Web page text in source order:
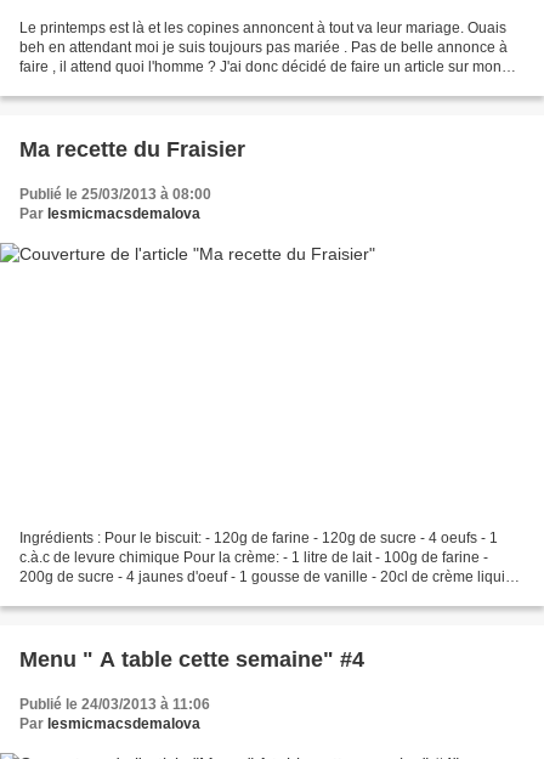
Le printemps est là et les copines annoncent à tout va leur mariage. Ouais
beh en attendant moi je suis toujours pas mariée . Pas de belle annonce à
faire , il attend quoi l'homme ? J'ai donc décidé de faire un article sur mon
Ma recette du Fraisier
Publié le 25/03/2013 à 08:00
Par lesmicmacsdemalova
Ingrédients : Pour le biscuit: - 120g de farine - 120g de sucre - 4 oeufs - 1
c.à.c de levure chimique Pour la crème: - 1 litre de lait - 100g de farine -
200g de sucre - 4 jaunes d'oeuf - 1 gousse de vanille - 20cl de crème liquide
Menu " A table cette semaine" #4
Publié le 24/03/2013 à 11:06
Par lesmicmacsdemalova